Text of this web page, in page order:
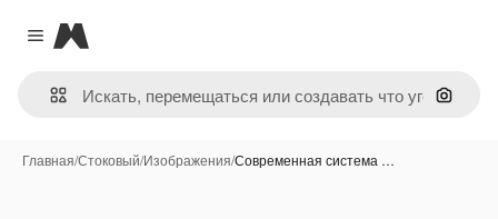
Close menu
Magnific
Поиск
Главная/Стоковый/Изображения/Современная система …